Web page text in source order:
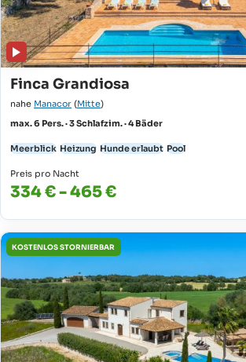
Finca Grandiosa
nahe Manacor (Mitte)
max. 6 Pers. · 3 Schlafzim. · 4 Bäder
Meerblick Heizung Hunde erlaubt Pool
Preis pro Nacht
334 € - 465 €
KOSTENLOS STORNIERBAR